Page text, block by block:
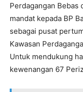
Perdagangan Bebas
mandat kepada BP
sebagai pusat
Kawasan
Untuk mendukung
kewenangan 67